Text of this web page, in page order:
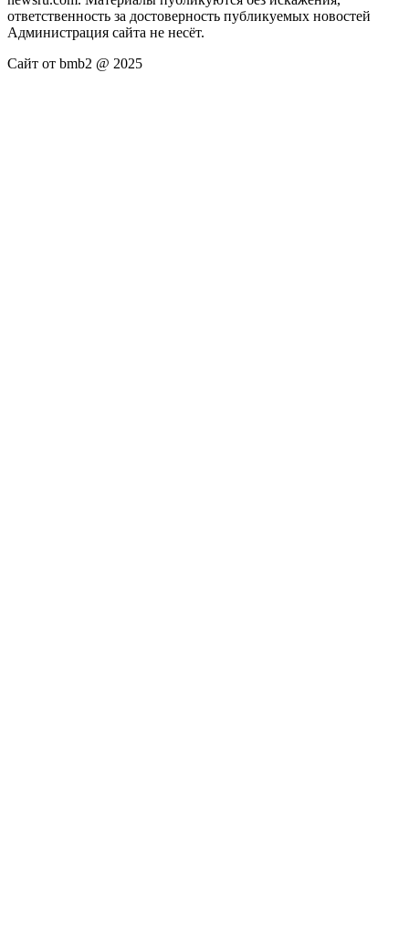
ответственность за достоверность публикуемых новостей
Администрация сайта не несёт.
Сайт от bmb2 @ 2025